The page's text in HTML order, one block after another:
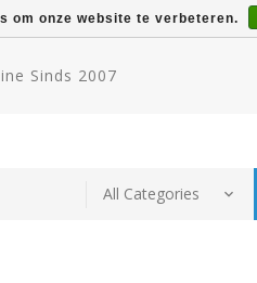
Sinds 2007
om onze website te verbeteren.